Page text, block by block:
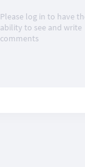
Please log in to have
ability to see and write
comments